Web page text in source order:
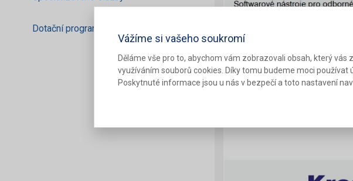
Dotační programy
Vážíme si vašeho soukromí
Děláme vše pro to, abychom vám zobrazovali obsah, který vás
využíváním souborů cookies. Díky tomu budeme moci používat
Poskytnuté informace jsou u nás v bezpečí a toto nastavení